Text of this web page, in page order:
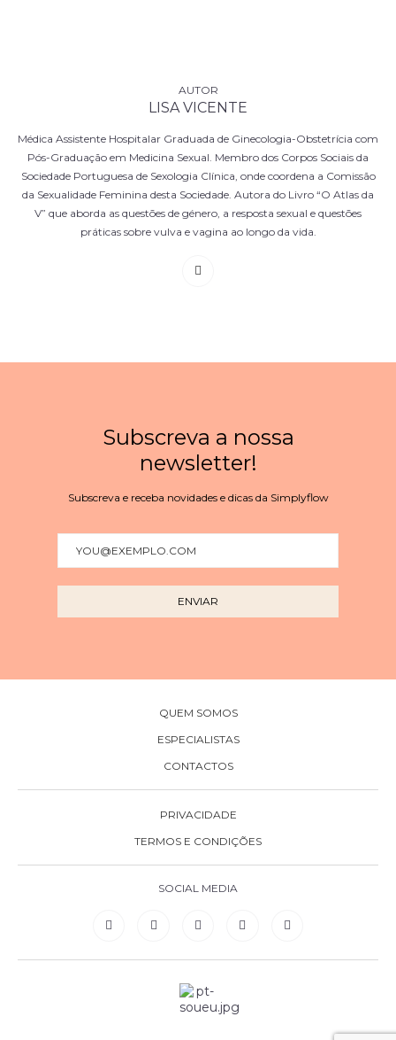
LISA VICENTE
Médica Assistente Hospitalar Graduada de Ginecologia-Obstetrícia com
Pós-Graduação em Medicina Sexual. Membro dos Corpos Sociais da
Sociedade Portuguesa de Sexologia Clínica, onde coordena a Comissão
da Sexualidade Feminina desta Sociedade. Autora do Livro “O Atlas da
V” que aborda as questões de género, a resposta sexual e questões
práticas sobre vulva e vagina ao longo da vida.
Subscreva a nossa
newsletter!
Subscreva e receba novidades e dicas da Simplyflow
QUEM SOMOS
ESPECIALISTAS
CONTACTOS
PRIVACIDADE
TERMOS E CONDIÇÕES
SOCIAL MEDIA